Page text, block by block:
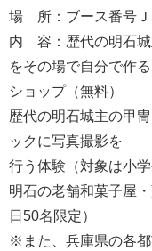
場 所：ブース番号Ｊ
内 容：歴代の明石城
をその場で自分で作
ショップ（無料）
歴代の明石城主の甲
ックに写真撮影を
行う体験（対象は小学
明石の老舗和菓子屋
日50名限定）
※また、兵庫県の各